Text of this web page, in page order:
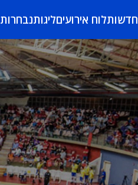
חדשותלוח אירועיםליגותנבחרות